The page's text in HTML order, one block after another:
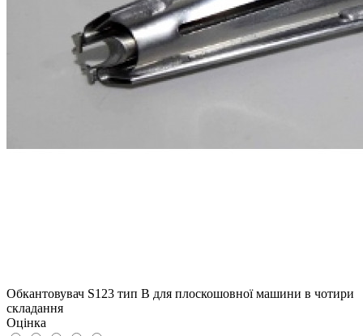
Обкантовувач S123 тип B для плоскошовної машини в чотири
складання
Оцінка